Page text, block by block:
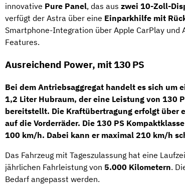
innovative Pure Panel, das aus zwei 10-Zoll-
verfügt der Astra über eine Einparkhilfe mit
Smartphone-Integration über Apple CarPlay und
Features.
Ausreichend Power, mit 130 PS
Bei dem Antriebsaggregat handelt es sich um
1,2 Liter Hubraum, der eine Leistung von 130
bereitstellt. Die Kraftübertragung erfolgt über
auf die Vorderräder. Die 130 PS
100 km/h. Dabei kann er maximal 210 km/h
Das Fahrzeug mit Tageszulassung hat eine
jährlichen Fahrleistung von 5.000 Kilometern.
Bedarf angepasst werden.